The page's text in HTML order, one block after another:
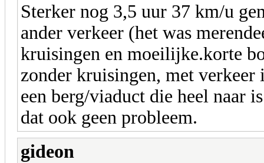
Sterker nog 3,5 uur 37 km/u
ander verkeer (het was
kruisingen en moeilijke.korte
zonder kruisingen, met
een berg/viaduct die heel naar
dat ook geen probleem.
gideon